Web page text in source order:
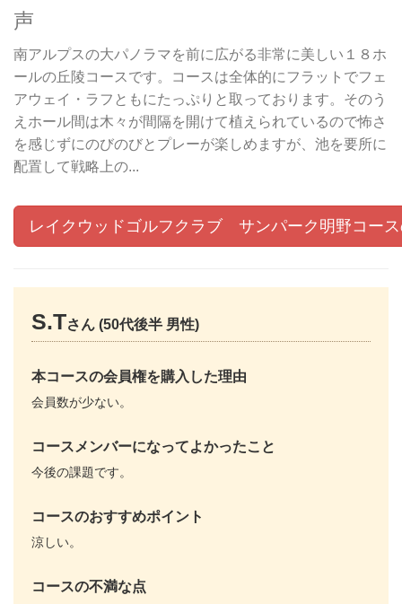
声
南アルプスの大パノラマを前に広がる非常に美しい１８ホ
ールの丘陵コースです。コースは全体的にフラットでフェ
アウェイ・ラフともにたっぷりと取っております。そのう
えホール間は木々が間隔を開けて植えられているので怖さ
を感じずにのびのびとプレーが楽しめますが、池を要所に
配置して戦略上の...
レイクウッドゴルフクラブ サンパーク明野コー
S.Tさん (50代後半 男性)
本コースの会員権を購入した理由
会員数が少ない。
コースメンバーになってよかったこと
今後の課題です。
コースのおすすめポイント
涼しい。
コースの不満な点